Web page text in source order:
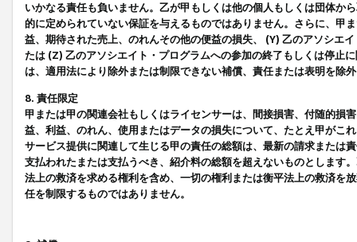
いかなる責任も負いません。乙が甲もしくは他の個人もしくは団体か
的に定められていない保証を与えるものではありません。さらに、甲
益、期待された売上、のれんその他の便益の損失、 (Y) 乙のアソシエ
たは (Z) 乙のアソシエイト・プログラムへの参加の終了もしくは停止
は、適用法により除外または制限できない補償、責任または表明を除
8. 責任限定
甲または甲の関連会社もしくはライセンサーは、間接損害、付随的損
益、利益、のれん、使用またはデータの損失について、たとえ甲がこ
サービス提供に関連して生じる甲の責任の総額は、最新の請求または
支払われたまたは支払うべき、紹介料の総額を超えないものとします
法上の救済を求める権利を含め、一切の権利または衡平法上の救済を
任を制限するものではありません。